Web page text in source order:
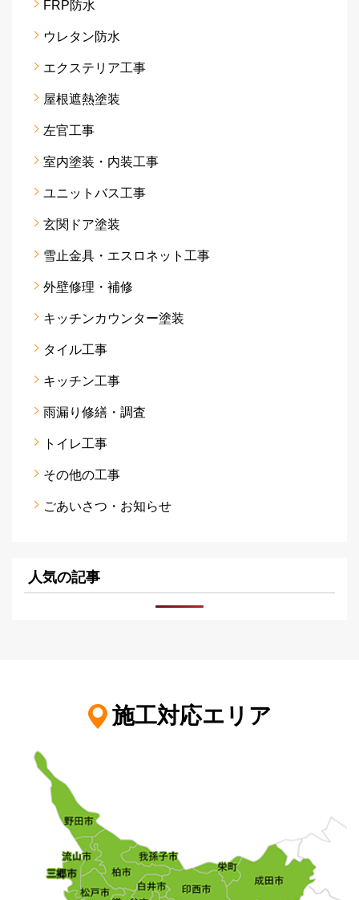
FRP防水
ウレタン防水
エクステリア工事
屋根遮熱塗装
左官工事
室内塗装・内装工事
ユニットバス工事
玄関ドア塗装
雪止金具・エスロネット工事
外壁修理・補修
キッチンカウンター塗装
タイル工事
キッチン工事
雨漏り修繕・調査
トイレ工事
その他の工事
ごあいさつ・お知らせ
人気の記事
施工対応エリア